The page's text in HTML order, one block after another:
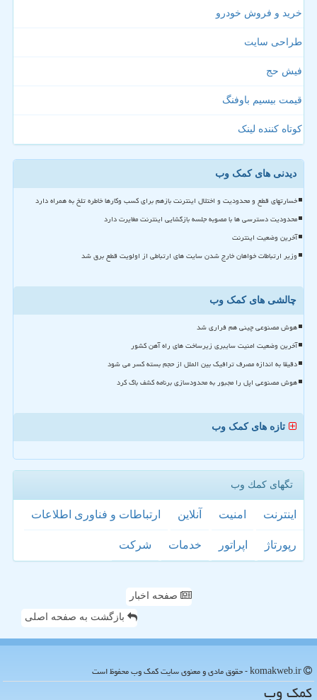
خرید و فروش خودرو
طراحی سایت
فیش حج
قیمت بیسیم باوفنگ
کوتاه کننده لینک
دیدنی های کمک وب
خسارتهای قطع و محدودیت و اختلال اینترنت بازهم برای کسب وکارها خاطره تلخ به همراه دارد
محدودیت دسترسی ها با مصوبه جلسه بازگشایی اینترنت مغایرت دارد
آخرین وضعیت اینترنت
وزیر ارتباطات خواهان خارج شدن سایت های ارتباطی از اولویت قطع برق شد
چالشی های کمک وب
هوش مصنوعی چینی هم فراری شد
آخرین وضعیت امنیت سایبری زیرساخت های راه آهن کشور
دقیقا به اندازه مصرف ترافیک بین الملل از حجم بسته کسر می شود
هوش مصنوعی اپل را مجبور به محدودسازی برنامه کشف باگ کرد
تازه های کمک وب
تگهای كمك وب
اینترنت امنیت آنلاین ارتباطات و فناوری اطلاعات
رپورتاژ اپراتور خدمات شركت
صفحه اخبار
بازگشت به صفحه اصلی
كمك وب